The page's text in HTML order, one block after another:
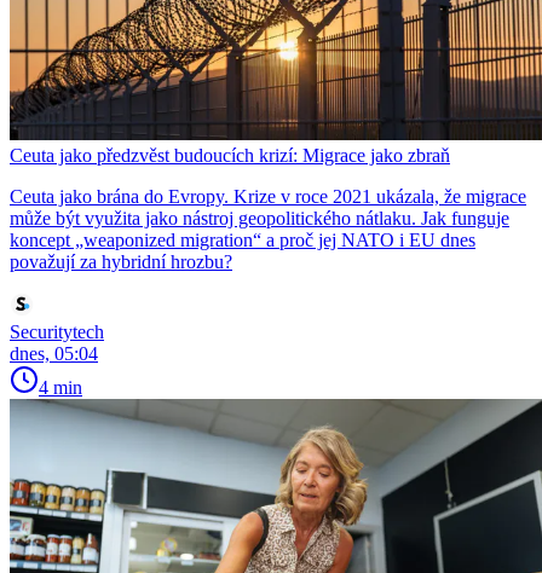
Ceuta jako předzvěst budoucích krizí: Migrace jako zbraň
Ceuta jako brána do Evropy. Krize v roce 2021 ukázala, že migrace
může být využita jako nástroj geopolitického nátlaku. Jak funguje
koncept „weaponized migration“ a proč jej NATO i EU dnes
považují za hybridní hrozbu?
Securitytech
dnes, 05:04
4 min